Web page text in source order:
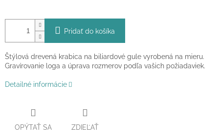
Pridať do košíka
Štýlová drevená krabica na biliardové gule vyrobená na mieru.
Gravírovanie loga a úprava rozmerov podľa vašich požiadaviek.
Detailné informácie
OPÝTAŤ SA ZDIEĽAŤ